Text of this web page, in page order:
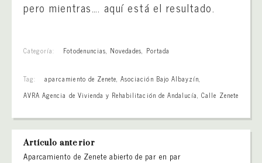
pero mientras…. aquí está el resultado.
Categoría: Fotodenuncias, Novedades, Portada
Tag: aparcamiento de Zenete,Asociación Bajo Albayzín,
AVRA Agencia de Vivienda y Rehabilitación de Andalucía,Calle Zenete
Artículo anterior
Aparcamiento de Zenete abierto de par en par